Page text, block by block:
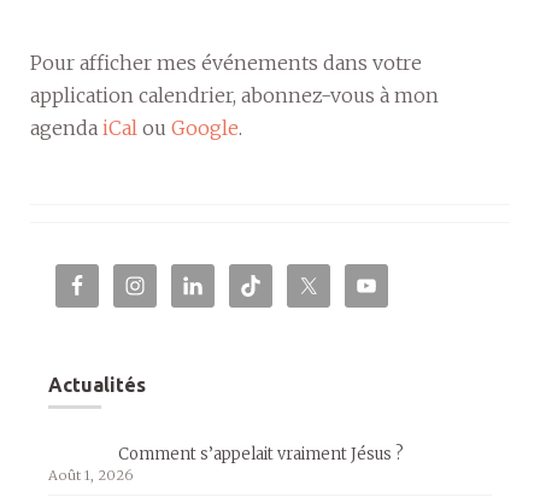
Pour afficher mes événements dans votre
application calendrier, abonnez-vous à mon
agenda iCal ou Google.
Actualités
Comment s’appelait vraiment Jésus ?
Août 1, 2026